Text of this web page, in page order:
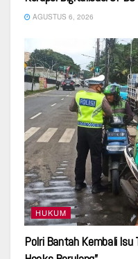
AGUSTUS 6, 2026
HUKUM
Polri Bantah Kembali Isu